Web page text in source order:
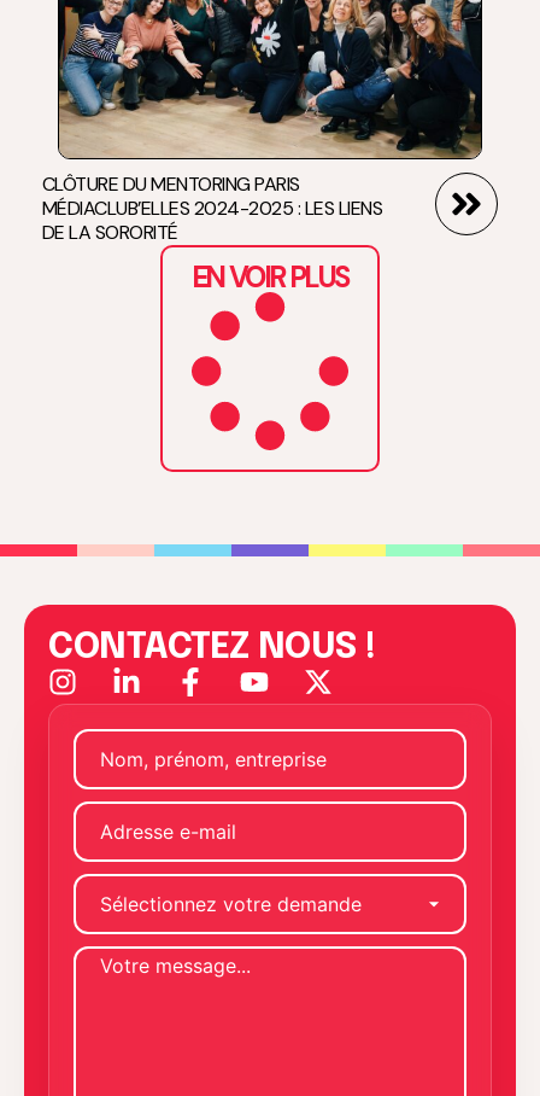
CLÔTURE DU MENTORING PARIS
MÉDIACLUB’ELLES 2024-2025 : LES LIENS
DE LA SORORITÉ
EN VOIR PLUS
CONTACTEZ NOUS !